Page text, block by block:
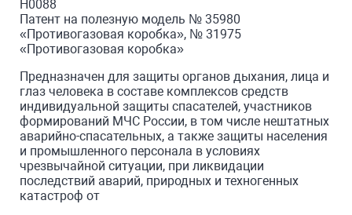
Н0088
Патент на полезную модель № 35980
«Противогазовая коробка», № 31975
«Противогазовая коробка»
Предназначен для защиты органов дыхания, лица и
глаз человека в составе комплексов средств
индивидуальной защиты спасателей, участников
формирований МЧС России, в том числе нештатных
аварийно-спасательных, а также защиты населения
и промышленного персонала в условиях
чрезвычайной ситуации, при ликвидации
последствий аварий, природных и техногенных
катастроф от